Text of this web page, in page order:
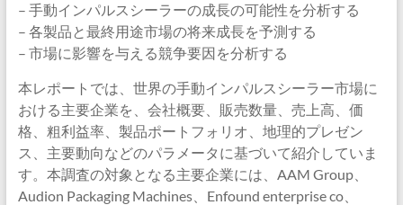
– 手動インパルスシーラーの成長の可能性を分析する
– 各製品と最終用途市場の将来成長を予測する
– 市場に影響を与える競争要因を分析する
本レポートでは、世界の手動インパルスシーラー市場に
おける主要企業を、会社概要、販売数量、売上高、価
格、粗利益率、製品ポートフォリオ、地理的プレゼン
ス、主要動向などのパラメータに基づいて紹介していま
す。本調査の対象となる主要企業には、AAM Group、
Audion Packaging Machines、Enfound enterprise co、